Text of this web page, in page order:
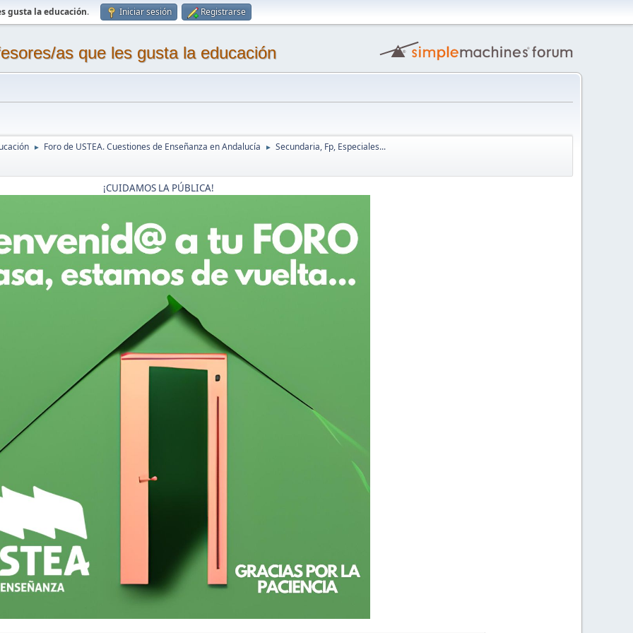
gusta la educación. Iniciar sesión Registrarse
as que les gusta la educación
► Foro de USTEA. Cuestiones de Enseñanza en Andalucía ► Secundaria, Fp, Especiales...
¡CUIDAMOS LA PÚBLICA!